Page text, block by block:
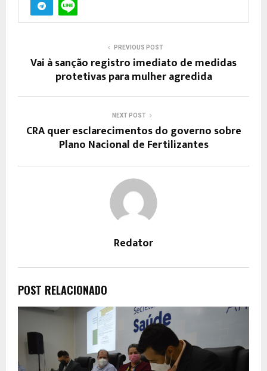
PREVIOUS POST
Vai à sanção registro imediato de medidas
protetivas para mulher agredida
NEXT POST
CRA quer esclarecimentos do governo sobre
Plano Nacional de Fertilizantes
Redator
POST RELACIONADO